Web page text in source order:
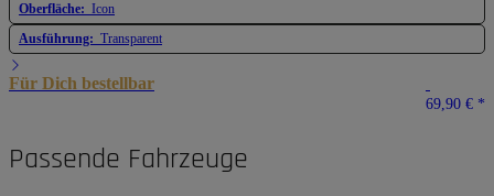
Oberfläche: Icon
Ausführung: Transparent
Für Dich bestellbar
69,90 € *
Passende Fahrzeuge